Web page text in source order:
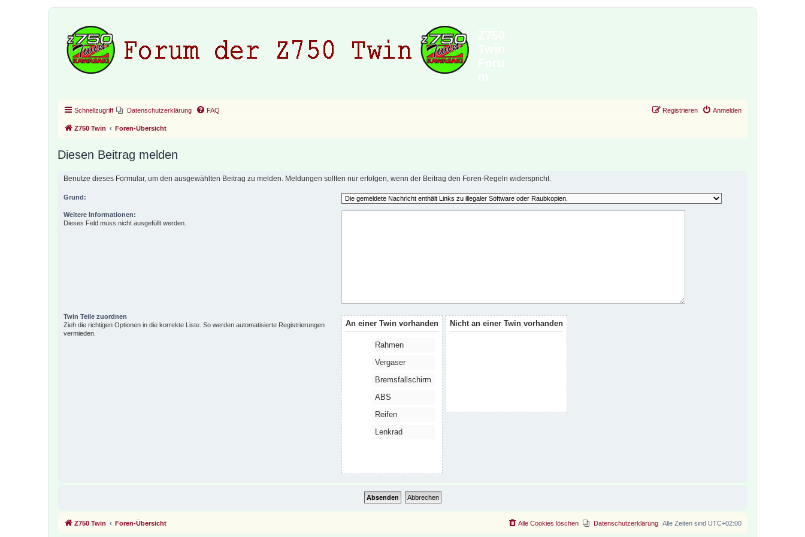
Schnellzugriff Datenschutzerklärung FAQ Anmelden
Registrieren
Z750 Twin Foren-Übersicht
Diesen Beitrag melden
Benutze dieses Formular, um den ausgewählten Beitrag zu melden. Meldungen sollten nur erfolgen, wenn der Beitrag den Foren-Regeln widerspricht.
Grund:
Weitere Informationen:
Dieses Feld muss nicht ausgefüllt werden.
Twin Teile zuordnen
Zieh die richtigen Optionen in die korrekte Liste. So werden automatisierte Registrierungen
vermieden.
An einer Twin vorhanden
Rahmen
Vergaser
Bremsfallschirm
ABS
Reifen
Lenkrad
Nicht an einer Twin vorhanden
Z750 Twin Foren-Übersicht Alle Zeiten sind UTC+02:00
Datenschutzerklärung
Alle Cookies löschen